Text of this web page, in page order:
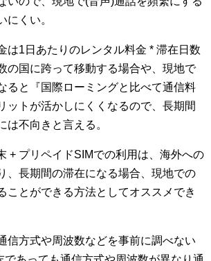
にくい。
は1日あたりのレンタル料金 * 滞在日数
の国に跨って移動する場合や、現地で
ると『国際ローミングと比べて通信料
ットが活かしにくくなるので、長期間
は不向きと言える。
+ プリペイドSIMでの利用は、海外への
、長期間の滞在になる場合、現地での
ことができる方法としてオススメでき
信方式や周波数などを事前に調べない